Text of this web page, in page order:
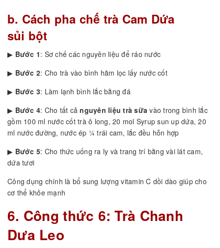
b. Cách pha chế trà Cam Dứa
sủi bột
▶ Bước 1: Sơ chế các nguyên liệu để ráo nước
▶ Bước 2: Cho trà vào bình hãm lọc lấy nước cốt
▶ Bước 3: Làm lạnh bình lắc bằng đá
▶ Bước 4: Cho tất cảnguyên liệu trà sữa vào trong bình lắc
gồm 100 ml nước cốt trà ô long, 20 mol Syrup sun up dứa, 20
ml nước đường, nước ép ¼ trái cam, lắc đều hỗn hợp
▶ Bước 5: Cho thức uống ra ly và trang trí bằng vài lát cam,
dứa tươi
Công dụng chính là bổ sung lượng vitamin C dồi dào giúp cho
cơ thể khỏe mạnh
6. Công thức 6: Trà Chanh
Dưa Leo